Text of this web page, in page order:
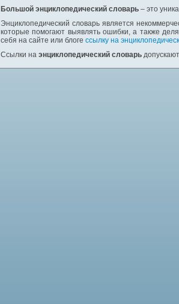
Большой энциклопедический словарь – это
Энциклопедический словарь является
которые помогают выявлять ошибки, а также
себя на сайте или блоге ссылку на
Ссылки на энциклопедический словарь